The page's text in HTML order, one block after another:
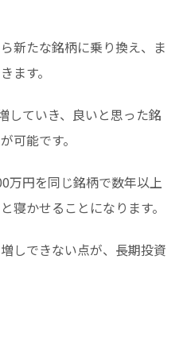
新たな銘柄に乗り換え、ま
ます。
していき、良いと思った銘
可能です。
万円を同じ銘柄で数年以上
寝かせることになります。
しできない点が、長期投資